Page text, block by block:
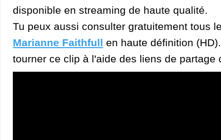
disponible en streaming de haute qualité.
Tu peux aussi consulter gratuitement tous
Marianne Faithfull en haute définition
tourner ce clip à l'aide des liens de partage